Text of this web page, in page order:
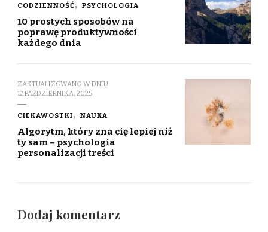
CODZIENNOŚĆ PSYCHOLOGIA
10 prostych sposobów na
poprawę produktywności
każdego dnia
ZAKTUALIZOWANO W DNIU
12 PAŹDZIERNIKA, 2025
CIEKAWOSTKI NAUKA
Algorytm, który zna cię lepiej niż
ty sam – psychologia
personalizacji treści
Dodaj komentarz